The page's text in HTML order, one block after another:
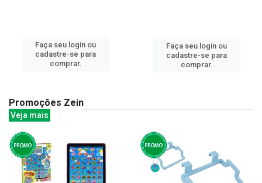
Faça seu login ou
cadastre-se para
comprar.
Faça seu login ou
cadastre-se para
comprar.
Promoções Zein
Veja mais